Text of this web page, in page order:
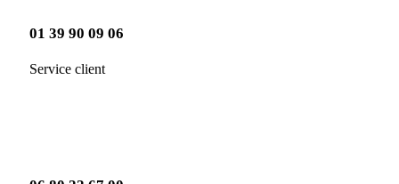
01 39 90 09 06
Service client